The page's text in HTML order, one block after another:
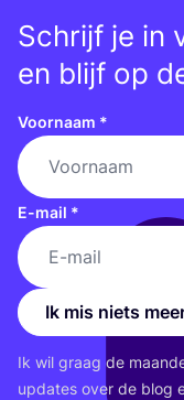
Schrijf je in
en blijf op
Voornaam *
E-mail *
Ik mis niets
Ik wil graag de
upda­tes over de blog